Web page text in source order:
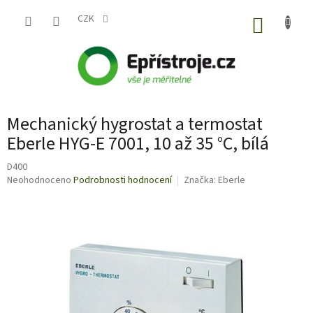
CZK
Mechanický hygrostat a termostat
Eberle HYG-E 7001, 10 až 35 °C, bílá
D400
Průměrné
Neohodnoceno Podrobnosti hodnocení Značka: Eberle